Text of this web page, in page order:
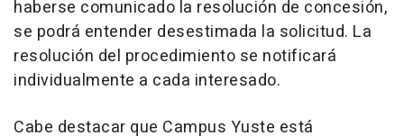
haberse comunicado la resolución de concesión,
se podrá entender desestimada la solicitud. La
resolución del procedimiento se notificará
individualmente a cada interesado.
Cabe destacar que Campus Yuste está